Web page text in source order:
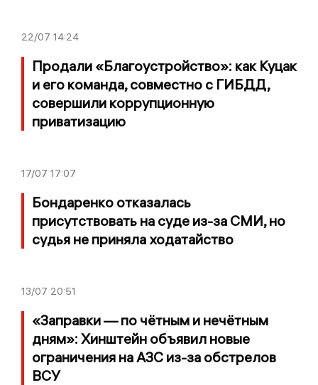
22/07 14:24
Продали «Благоустройство»: как Куцак
и его команда, совместно с ГИБДД,
совершили коррупционную
приватизацию
17/07 17:07
Бондаренко отказалась
присутствовать на суде из-за СМИ, но
судья не приняла ходатайство
13/07 20:51
«Заправки — по чётным и нечётным
дням»: Хинштейн объявил новые
ограничения на АЗС из-за обстрелов
ВСУ